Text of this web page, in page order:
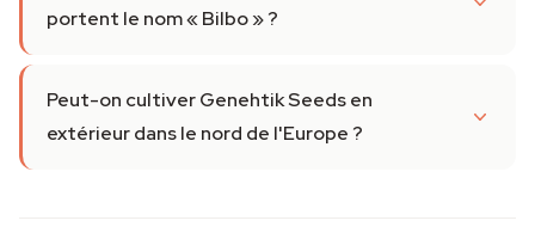
portent le nom « Bilbo » ?
Peut-on cultiver Genehtik Seeds en
extérieur dans le nord de l'Europe ?